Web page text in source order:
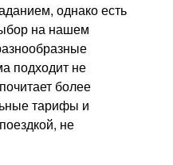
однако есть
на нашем
подходит не
более
тарифы и
не